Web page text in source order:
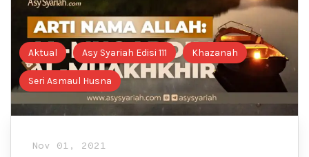
Aktual Asy Syariah Edisi 111 Khazanah
Seri Asmaul Husna
Nov 01, 2021